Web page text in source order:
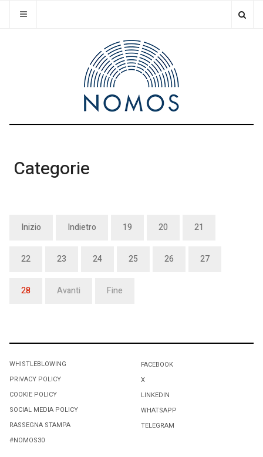
Categorie
Inizio Indietro 19 20 21
22 23 24 25 26 27
28 Avanti Fine
WHISTLEBLOWING
PRIVACY POLICY
COOKIE POLICY
SOCIAL MEDIA POLICY
RASSEGNA STAMPA
#NOMOS30
FACEBOOK
X
LINKEDIN
WHATSAPP
TELEGRAM